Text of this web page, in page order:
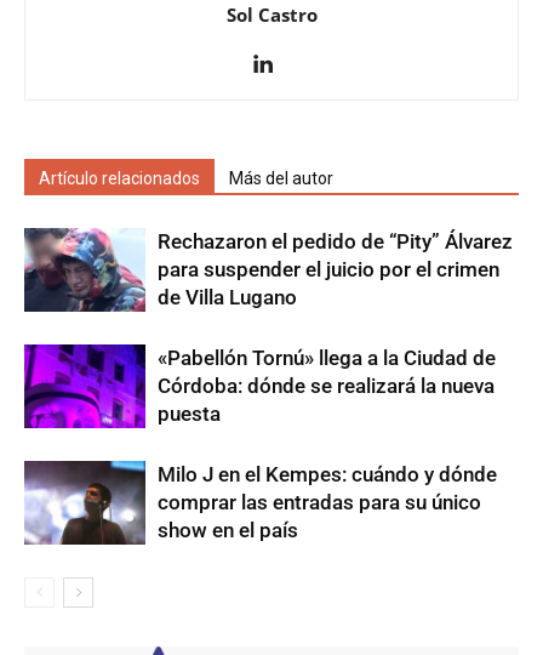
Sol Castro
Artículo relacionados Más del autor
Rechazaron el pedido de “Pity” Álvarez
para suspender el juicio por el crimen
de Villa Lugano
«Pabellón Tornú» llega a la Ciudad de
Córdoba: dónde se realizará la nueva
puesta
Milo J en el Kempes: cuándo y dónde
comprar las entradas para su único
show en el país